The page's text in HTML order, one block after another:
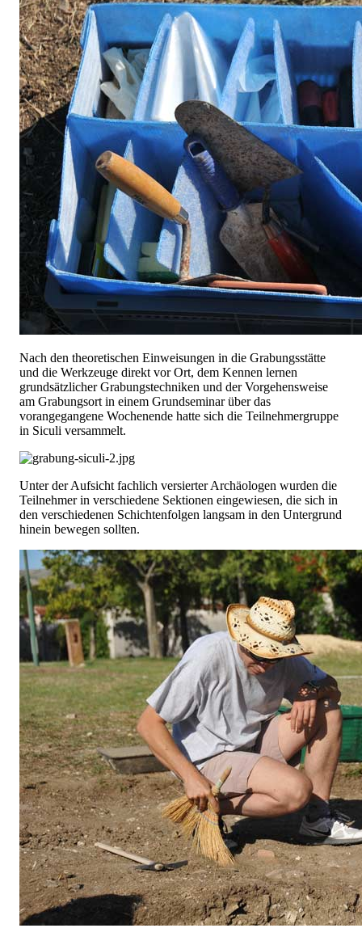
Nach den theoretischen Einweisungen in die Grabungsstätte
und die Werkzeuge direkt vor Ort, dem Kennen lernen
grundsätzlicher Grabungstechniken und der Vorgehensweise
am Grabungsort in einem Grundseminar über das
vorangegangene Wochenende hatte sich die Teilnehmergruppe
in Siculi versammelt.
Unter der Aufsicht fachlich versierter Archäologen wurden die
Teilnehmer in verschiedene Sektionen eingewiesen, die sich in
den verschiedenen Schichtenfolgen langsam in den Untergrund
hinein bewegen sollten.